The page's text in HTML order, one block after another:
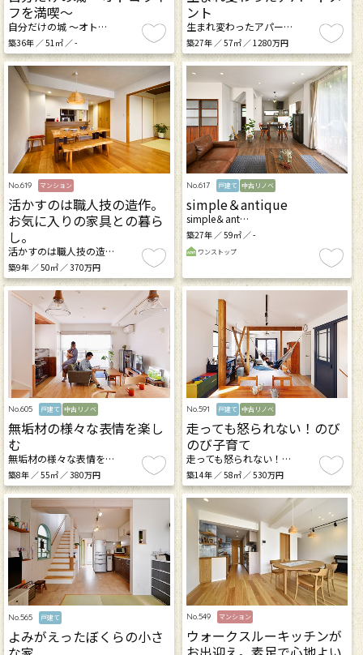
フを満喫～
自分だけの城 ～オト…
築36年 ／ 51㎡ ／ -
ント
生まれ変わったアパー…
築27年 ／ 57㎡ ／ 1280万円
No.619 マンション
活かすのは職人技の造作。
お気に入りの家具との暮ら
し。
活かすのは職人技の造…
築9年 ／ 50㎡ ／ 370万円
No.617 戸建て 中古リノベ
simple＆antique
simple＆ant…
築27年 ／ 59㎡ ／ -
ワンストップ
No.605 戸建て 中古リノベ
無垢材の様々な表情を楽し
む
無垢材の様々な表情を…
築8年 ／ 55㎡ ／ 380万円
No.591 戸建て 中古リノベ
走っても怒られない！のび
のび子育て
走っても怒られない！…
築14年 ／ 58㎡ ／ 530万円
No.565 戸建て
よみがえったぼくらの小さ
No.549 マンション
ウォークスルーキッチンが